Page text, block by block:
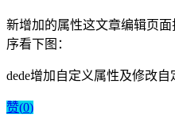
新增加的属性这文章编辑页
序看下图：
dede增加自定义属性及修改
赞(0)